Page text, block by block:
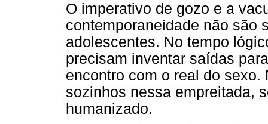
O imperativo de gozo e a
contemporaneidade não são
adolescentes. No tempo
precisam inventar saídas
encontro com o real do
sozinhos nessa empreitada,
humanizado.